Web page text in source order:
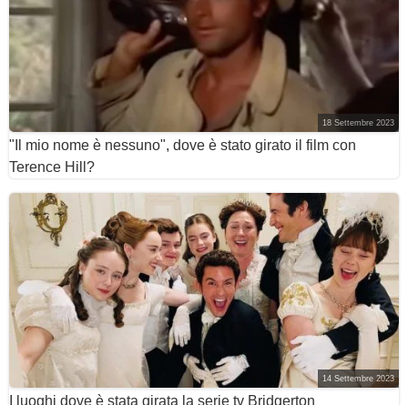
18 Settembre 2023
"Il mio nome è nessuno", dove è stato girato il film con
Terence Hill?
14 Settembre 2023
I luoghi dove è stata girata la serie tv Bridgerton